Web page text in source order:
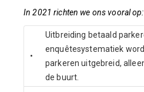
In 2021 richten we ons vooral op:
•
Uitbreiding betaald
enquêtesystematiek
parkeren uitgebreid,
de buurt.